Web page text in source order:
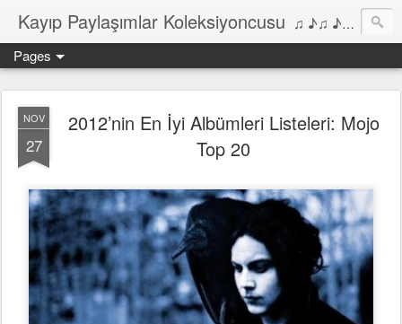
Kayıp Paylaşımlar Koleksiyoncusu ♫ ♪♫ ♪ ♫ ♪♫ ♪•♫♪ 2006'dan bu yana Film, Dizi, Müzik ve Kitaplar üzerine Yazılar Diyarı...
Pages
NOV
27
2012’nin En İyi Albümleri Listeleri: Mojo
Top 20